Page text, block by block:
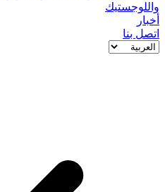
واللوجستيك
أخبار
اتصل بنا